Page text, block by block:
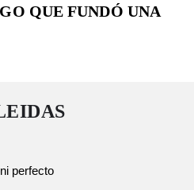
QUE FUNDÓ UNA
perfecto